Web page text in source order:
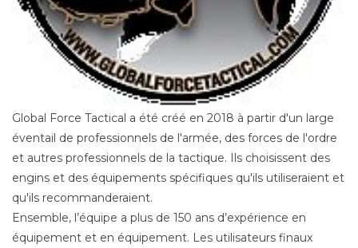
Global Force Tactical a été créé en 2018 à partir d'un large
éventail de professionnels de l'armée, des forces de l'ordre
et autres professionnels de la tactique. Ils choisissent des
engins et des équipements spécifiques qu'ils utiliseraient et
qu'ils recommanderaient.
Ensemble, l’équipe a plus de 150 ans d’expérience en
équipement et en équipement. Les utilisateurs finaux